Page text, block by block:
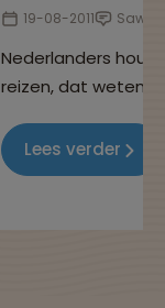
19-08-2011
Nederlanders
reizen, dat weten
overal op de
Maar heb jij je ooit
Lees verder